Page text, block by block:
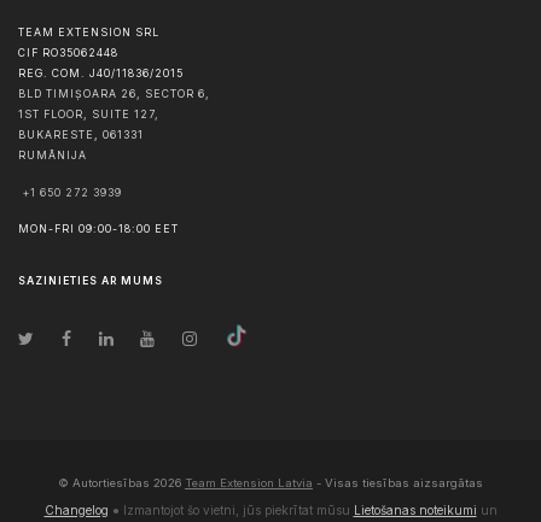
TEAM EXTENSION SRL
CIF RO35062448
REG. COM. J40/11836/2015
BLD TIMIȘOARA 26, SECTOR 6,
1ST FLOOR, SUITE 127,
BUKARESTE , 061331
RUMĀNIJA
+1 650 272 3939
MON-FRI 09:00-18:00 EET
SAZINIETIES AR MUMS
© Autortiesības 2026 Team Extension Latvia - Visas tiesības aizsargātas
Changelog ● Izmantojot šo vietni, jūs piekrītat mūsu Lietošanas noteikumi un